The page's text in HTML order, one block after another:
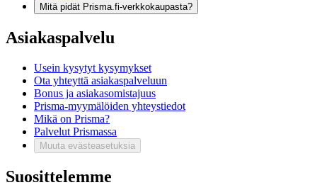
Mitä pidät Prisma.fi-verkkokaupasta?
Asiakaspalvelu
Usein kysytyt kysymykset
Ota yhteyttä asiakaspalveluun
Bonus ja asiakasomistajuus
Prisma-myymälöiden yhteystiedot
Mikä on Prisma?
Palvelut Prismassa
Muuta evästeasetuksia
Suosittelemme